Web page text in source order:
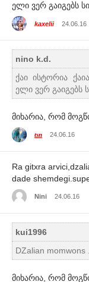
ელი ვერ გაიგებს
kaxelii 24.06.16
nino k.d.
ქაი ისტორია
ელი ვერ გაიგებს
მიხარია, რომ
tsn 24.06.16
Ra gitxra
dade
Nini 24.06.16
kui1996
DZalian momwons
მიხარია, რომ